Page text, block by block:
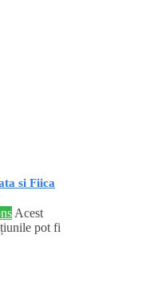
si Fiica
Acest
pot fi